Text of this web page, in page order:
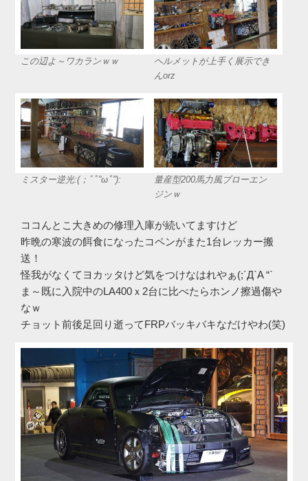
この辺よ～ワカランｗｗ
ヘルメットが上手く展示でき
んorz
ミスター逆光:(；ﾞﾟ”ωﾟ”):
量産型200馬力風ブローエン
ジンｗ
ココんとこ大きめの修理入庫が続いてますけど
昨晩の寒波の餌食になったコペンがまた1台レッカー搬
送！
怪我がなくてヨカッタけど気をつけなはれやぁ(;´Д`A “`
ま～既に入院中のLA400ｘ2台に比べたらホンノ擦過傷や
なｗ
チョット前後足回り逝ってFRPバッキバキなだけやわ(笑)